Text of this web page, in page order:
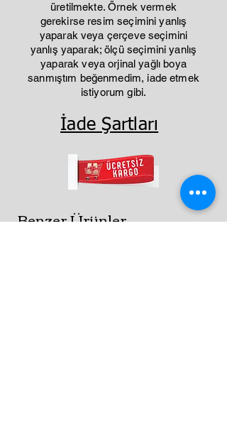
üretilmekte. Örnek vermek
gerekirse resim seçimini yanlış
yaparak veya çerçeve seçimini
yanlış yaparak; ölçü seçimini yanlış
yaparak veya orjinal yağlı boya
sanmıştım beğenmedim, iade etmek
istiyorum gibi.
İade Şartları
Benzer Ürünler